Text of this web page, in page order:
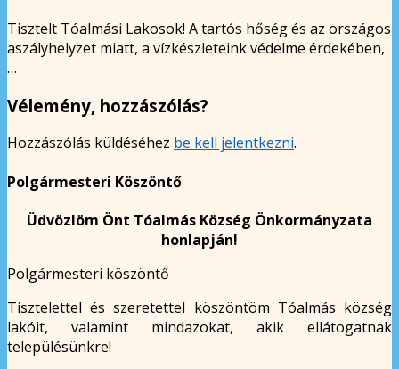
Tisztelt Tóalmási Lakosok! A tartós hőség és az országos
aszályhelyzet miatt, a vízkészleteink védelme érdekében,
…
Vélemény, hozzászólás?
Hozzászólás küldéséhez be kell jelentkezni.
Polgármesteri Köszöntő
Üdvözlöm Önt Tóalmás Község Önkormányzata
honlapján!
Polgármesteri köszöntő
Tisztelettel és szeretettel köszöntöm Tóalmás község
lakóit, valamint mindazokat, akik ellátogatnak
településünkre!